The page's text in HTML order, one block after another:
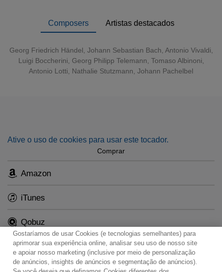
Composers Artistas destacados
Georg Friedrich Händel Johann Sebastian Bach Antonio Vivaldi
Luigi Boccherini
Georg Philipp Telemann Tomaso Albinoni
Antonio Lotti
Nathalie Stutzmann Johann Pachelbel
autêntica a interpretações em instrumentos modernos.
Ative o uso de cookies para usar este tocador.
Comprar
Amazon
iTunes
Qobuz
Gostaríamos de usar Cookies (e tecnologias semelhantes) para
aprimorar sua experiência online, analisar seu uso de nosso site
e apoiar nosso marketing (inclusive por meio de personalização
de anúncios, insights de anúncios e segmentação de anúncios).